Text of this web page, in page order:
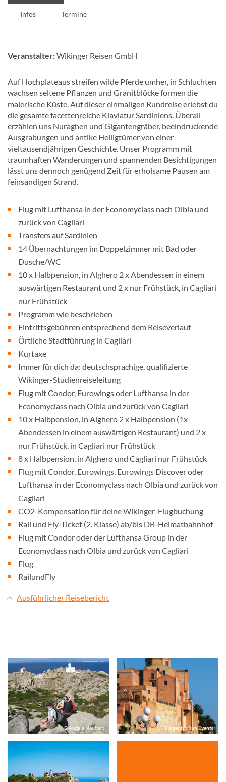
Infos Termine
Veranstalter:Wikinger Reisen GmbH
Auf Hochplateaus streifen wilde Pferde umher, in Schluchten
wachsen seltene Pflanzen und Granitblöcke formen die
malerische Küste. Auf dieser einmaligen Rundreise erlebst du
die gesamte facettenreiche Klaviatur Sardiniens. Überall
erzählen uns Nuraghen und Gigantengräber, beeindruckende
Ausgrabungen und antike Heiligtümer von einer
vieltausendjährigen Geschichte. Unser Programm mit
traumhaften Wanderungen und spannenden Besichtigungen
lässt uns dennoch genügend Zeit für erholsame Pausen am
feinsandigen Strand.
Flug mit Lufthansa in der Economyclass nach Olbia und
zurück von Cagliari
Transfers auf Sardinien
14 Übernachtungen im Doppelzimmer mit Bad oder
Dusche/WC
10 x Halbpension, in Alghero 2 x Abendessen in einem
auswärtigen Restaurant und 2 x nur Frühstück, in Cagliari
nur Frühstück
Programm wie beschrieben
Eintrittsgebühren entsprechend dem Reiseverlauf
Örtliche Stadtführung in Cagliari
Kurtaxe
Immer für dich da: deutschsprachige, qualifizierte
Wikinger-Studienreiseleitung
Flug mit Condor, Eurowings oder Lufthansa in der
Economyclass nach Olbia und zurück von Cagliari
10 x Halbpension, in Alghero 2 x Halbpension (1x
Abendessen in einem auswärtigen Restaurant) und 2 x
nur Frühstück, in Cagliari nur Frühstück
8 x Halbpension, in Alghero und Cagliari nur Frühstück
Flug mit Condor, Eurowings, Eurowings Discover oder
Lufthansa in der Economyclass nach Olbia und zurück von
Cagliari
CO2-Kompensation für deine Wikinger-Flugbuchung
Rail und Fly-Ticket (2. Klasse) ab/bis DB-Heimatbahnhof
Flug mit Condor oder der Lufthansa Group in der
Economyclass nach Olbia und zurück von Cagliari
Flug
RailundFly
Ausführlicher Reisebericht
© Angela Neubert © Agentur Sun Events